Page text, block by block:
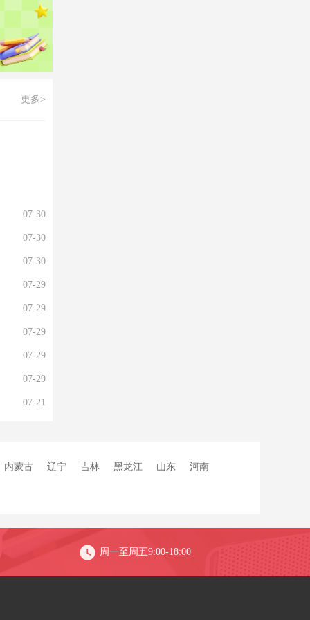
更多>
07-30
07-30
07-30
07-29
07-29
07-29
07-29
07-29
07-21
内蒙古 辽宁 吉林 黑龙江 山东 河南
周一至周五9:00-18:00